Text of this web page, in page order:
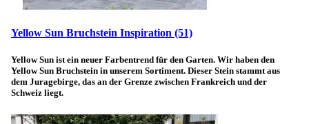
Yellow Sun Bruchstein Inspiration (51)
Yellow Sun ist ein neuer Farbentrend für den Garten. Wir haben den
Yellow Sun Bruchstein in unserem Sortiment. Dieser Stein stammt aus
dem Juragebirge, das an der Grenze zwischen Frankreich und der
Schweiz liegt.